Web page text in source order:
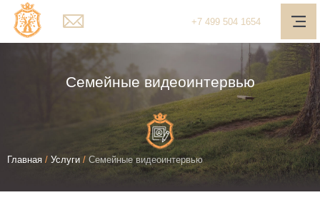
+7 499 504 1654
О компании
Услуги
Наш подход
Медиа-центр
Полезное
Контакты
Семейные видеоинтервью
Вы
Главная / Услуги / Семейные видеоинтервью